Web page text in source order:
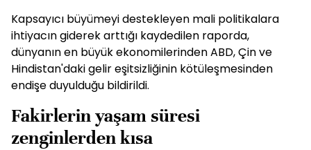
Kapsayıcı büyümeyi destekleyen mali politikalara
ihtiyacın giderek arttığı kaydedilen raporda,
dünyanın en büyük ekonomilerinden ABD, Çin ve
Hindistan'daki gelir eşitsizliğinin kötüleşmesinden
endişe duyulduğu bildirildi.
Fakirlerin yaşam süresi
zenginlerden kısa